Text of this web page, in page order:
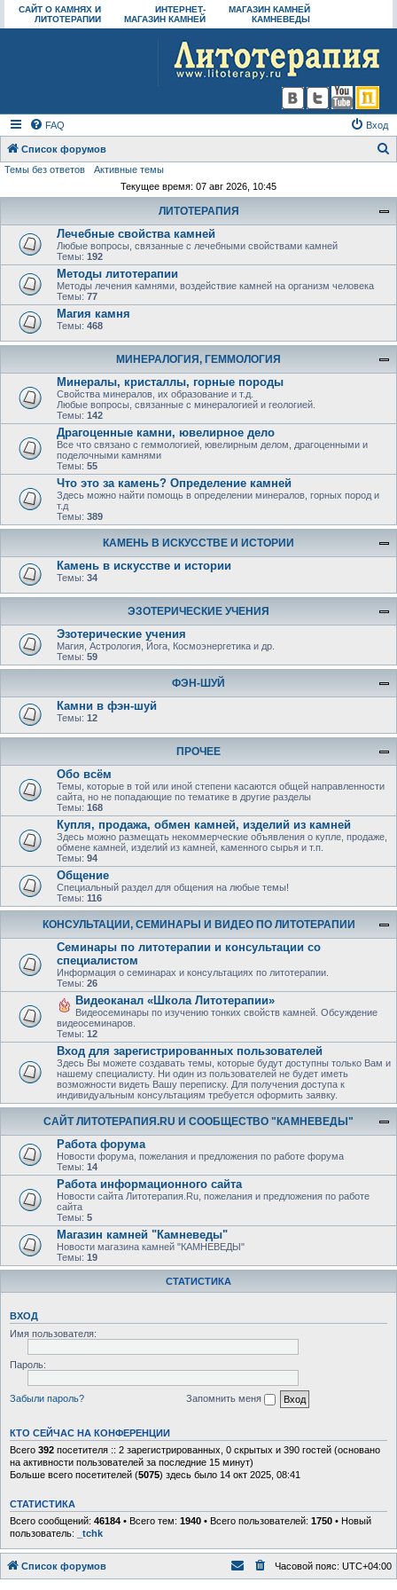
САЙТ О КАМНЯХ И
ЛИТОТЕРАПИИ
ИНТЕРНЕТ-
МАГАЗИН КАМНЕЙ
МАГАЗИН КАМНЕЙ
КАМНЕВЕДЫ
FAQ Вход
Список форумов
Темы без ответов
Активные темы
Текущее время: 07 авг 2026, 10:45
ЛИТОТЕРАПИЯ
Лечебные свойства камней
Любые вопросы, связанные с лечебными свойствами камней
Темы: 192
Методы литотерапии
Методы лечения камнями, воздействие камней на организм человека
Темы: 77
Магия камня
Темы: 468
МИНЕРАЛОГИЯ, ГЕММОЛОГИЯ
Минералы, кристаллы, горные породы
Свойства минералов, их образование и т.д.
Любые вопросы, связанные с минералогией и геологией.
Темы: 142
Драгоценные камни, ювелирное дело
Все что связано с геммологией, ювелирным делом, драгоценными и
поделочными камнями
Темы: 55
Что это за камень? Определение камней
Здесь можно найти помощь в определении минералов, горных пород и
т.д
Темы: 389
КАМЕНЬ В ИСКУССТВЕ И ИСТОРИИ
Камень в искусстве и истории
Темы: 34
ЭЗОТЕРИЧЕСКИЕ УЧЕНИЯ
Эзотерические учения
Магия, Астрология, Йога, Космоэнергетика и др.
Темы: 59
ФЭН-ШУЙ
Камни в фэн-шуй
Темы: 12
ПРОЧЕЕ
Обо всём
Темы, которые в той или иной степени касаются общей направленности
сайта, но не попадающие по тематике в другие разделы
Темы: 168
Купля, продажа, обмен камней, изделий из камней
Здесь можно размещать некоммерческие объявления о купле, продаже,
обмене камней, изделий из камней, каменного сырья и т.п.
Темы: 94
Общение
Специальный раздел для общения на любые темы!
Темы: 116
КОНСУЛЬТАЦИИ, СЕМИНАРЫ И ВИДЕО ПО ЛИТОТЕРАПИИ
Семинары по литотерапии и консультации со
специалистом
Информация о семинарах и консультациях по литотерапии.
Темы: 26
Видеоканал «Школа Литотерапии»
Видеосеминары по изучению тонких свойств камней. Обсуждение
видеосеминаров.
Темы: 12
Вход для зарегистрированных пользователей
Здесь Вы можете создавать темы, которые будут доступны только Вам и
нашему специалисту. Ни один из пользователей не будет иметь
возможности видеть Вашу переписку. Для получения доступа к
индивидуальным консультациям требуется оформить заявку.
САЙТ ЛИТОТЕРАПИЯ.RU И СООБЩЕСТВО "КАМНЕВЕДЫ"
Работа форума
Новости форума, пожелания и предложения по работе форума
Темы: 14
Работа информационного сайта
Новости сайта Литотерапия.Ru, пожелания и предложения по работе
сайта
Темы: 5
Магазин камней "Камневеды"
Новости магазина камней "КАМНЕВЕДЫ"
Темы: 19
СТАТИСТИКА
ВХОД
Имя пользователя:
Пароль:
Забыли пароль? Запомнить меня
КТО СЕЙЧАС НА КОНФЕРЕНЦИИ
Всего 392 посетителя :: 2 зарегистрированных, 0 скрытых и 390 гостей (основано
на активности пользователей за последние 15 минут)
Больше всего посетителей (5075) здесь было 14 окт 2025, 08:41
СТАТИСТИКА
Всего сообщений: 46184 • Всего тем: 1940 • Всего пользователей: 1750 • Новый
пользователь:
_tchk
Список форумов Часовой пояс: UTC+04:00